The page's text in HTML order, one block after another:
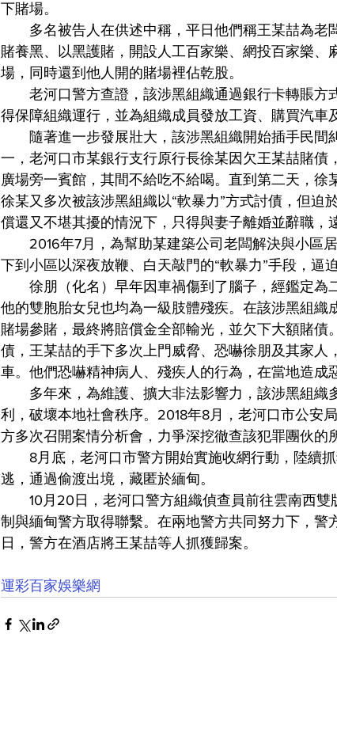
下賭場。
多名被告人在供述中稱，平日他們稱王某喆為老
賭養黑、以黑護賭，開設人工百家樂、網投百家樂
場，同時還到他人開的賭場裡佔乾股。
老河口警方查證，該涉黑組織通過銀行卡轉賬方
得保障組織運行，並為組織成員發放工資、購買汽車
隨著進一步發展壯大，該涉黑組織開始插手民間
一，老河口市某銀行支行原行長徐某因欠王某喆賭
廣場旁一賓館，其間不給吃不給喝。直到第二天，徐
徐某又多次被該涉黑組織以“軟暴力”方式討債，但迫
償還又不堪其擾的情況下，只得與妻子離婚並辭職，
2016年7月，為幫助某建築公司老闆解決與小區
下到小區以深夜放鞭、白天敲門的“軟暴力”手段，逼
徐朋（化名）早年因車禍傷到了腦子，經鑑定為
他的雙胞胎女兒也均為一級肢體殘疾。在該涉黑組
賭場參賭，最終將賠償金全部輸光，並欠下大額賭債
債，王某喆的手下多次上門威脅、恐嚇徐朋及其家人
車。他們恐嚇精神病人、殘疾人的行為，在當地造成
多年來，為維護、擴大非法影響力，該涉黑組織
利，破壞本地社會秩序。2018年8月，老河口市公安
方多次召開案情分析會，力爭深挖徹查該犯罪團伙的
8月底，老河口市警方開始實施收網行動，陸續抓
逃，通過偷渡出境，藏匿於緬甸。
10月20日，老河口警方組織偵查員前往雲南西雙
制與緬甸警方取得聯繫。在兩地警方共同努力下，警
日，警方在酒店將王某喆等人抓獲歸案。
運彩百家娛樂網